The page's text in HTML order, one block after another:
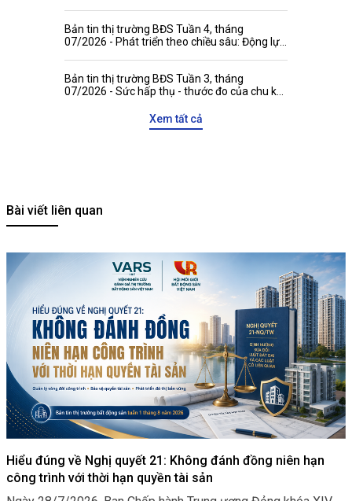
Bản tin thị trường BĐS Tuần 4, tháng
07/2026 - Phát triển theo chiều sâu: Động lực
Bản tin thị trường BĐS Tuần 3, tháng
07/2026 - Sức hấp thụ - thước đo của chu kỳ
Xem tất cả
Bài viết liên quan
Hiểu đúng về Nghị quyết 21: Không đánh đồng niên hạn
công trình với thời hạn quyền tài sản